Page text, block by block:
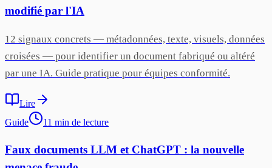
modifié par l'IA
12 signaux concrets — métadonnées, texte, visuels, données
croisées — pour identifier un document fabriqué ou altéré
par une IA. Guide pratique pour équipes conformité.
Lire
Guide
11 min de lecture
Faux documents LLM et ChatGPT : la nouvelle